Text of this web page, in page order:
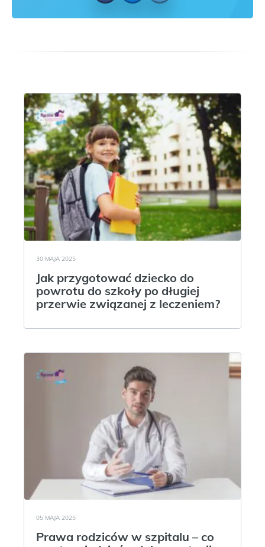
30 MAJA 2025
Jak przygotować dziecko do
powrotu do szkoły po długiej
przerwie związanej z leczeniem?
05 MAJA 2025
Prawa rodziców w szpitalu – co